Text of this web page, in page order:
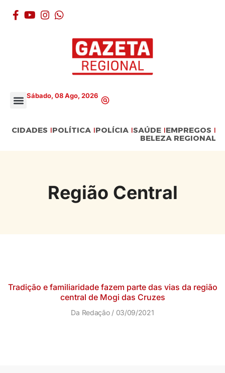
Sábado, 08 Ago, 2026
CIDADES POLÍTICA POLÍCIA SAÚDE EMPREGOS
BELEZA REGIONAL
Região Central
Tradição e familiaridade fazem parte das vias da região
central de Mogi das Cruzes
Da Redação 03/09/2021